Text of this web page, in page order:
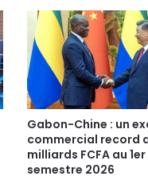
Gabon-Chine : un
commercial record
milliards FCFA au 1er
semestre 2026